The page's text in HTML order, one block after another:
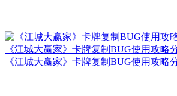
《江城大赢家》卡牌复制BUG使用攻略
《江城大赢家》卡牌复制BUG使用攻略